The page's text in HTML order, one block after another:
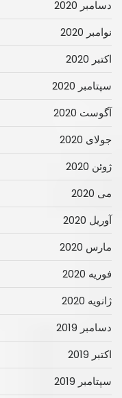
دسامبر 2020
نوامبر 2020
اکتبر 2020
سپتامبر 2020
آگوست 2020
جولای 2020
ژوئن 2020
می 2020
آوریل 2020
مارس 2020
فوریه 2020
ژانویه 2020
دسامبر 2019
اکتبر 2019
سپتامبر 2019